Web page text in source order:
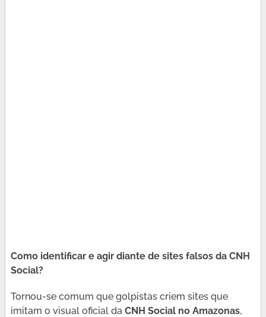
Como identificar e agir diante de sites falsos da CNH
Social?
Tornou-se comum que golpistas criem sites que
imitam o visual oficial da CNH Social no Amazonas,